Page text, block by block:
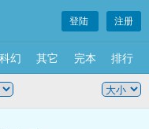
登陆 注册
科幻 其它 完本 排行